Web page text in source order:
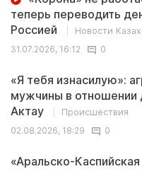
теперь переводить
Россией
Новости
31.07.2026, 16:12
0
«Я тебя изнасилую»:
мужчины в отношении
Актау
Происшествия
02.08.2026, 18:29
0
«Аральско-